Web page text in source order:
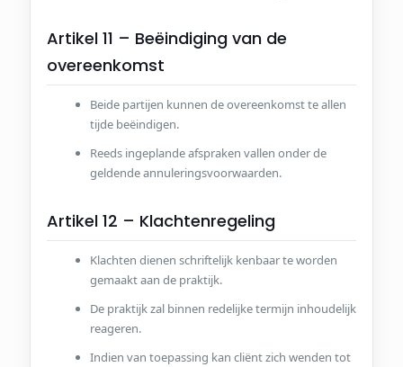
Artikel 11 – Beëindiging van de
overeenkomst
Beide partijen kunnen de overeenkomst te allen
tijde beëindigen.
Reeds ingeplande afspraken vallen onder de
geldende annuleringsvoorwaarden.
Artikel 12 – Klachtenregeling
Klachten dienen schriftelijk kenbaar te worden
gemaakt aan de praktijk.
De praktijk zal binnen redelijke termijn inhoudelijk
reageren.
Indien van toepassing kan cliënt zich wenden tot